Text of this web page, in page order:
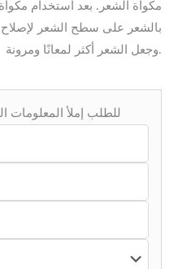
مكواة الشعر. بعد استخدام
بالشعر على سطح الشعر لإصلاح
وجعل الشعر أكثر لمعانًا ومرونة.
للطلب إملأ المعلومات